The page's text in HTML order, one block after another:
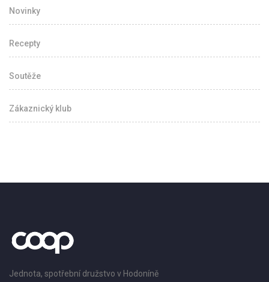
Novinky
Recepty
Soutěže
Zákaznický klub
Jednota, spotřební družstvo v Hodoníně